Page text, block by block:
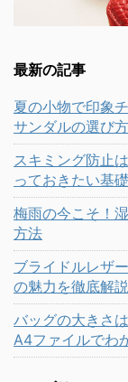
最新の記事
夏の小物で印象
サンダルの選び方
スキミング防止
っておきたい基
梅雨の今こそ！
方法
ブライドルレザ
の魅力を徹底解説
バッグの大きさ
A4ファイルでわ